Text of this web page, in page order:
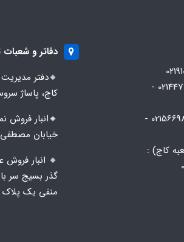
انبار تهران _ چیتگر : 02144783796 -
انبار تهران _ اسلامشهر: 02156698904 -
کاج) :
دفاتر و
🔸️​​دفتر
کاج، پاساژ سروستان،
🔸️​​انبار فروش
خیابان مصطفی
🔸️ انبار فروش
گذر بسیج سر
منفی یک پلاک ۲۹